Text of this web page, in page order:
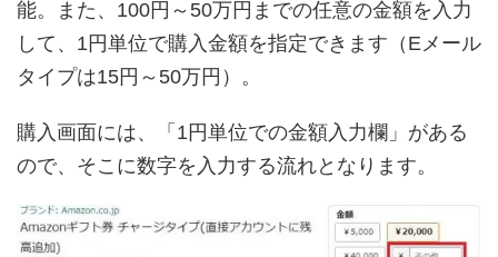
能。また、100円～50万円までの任意の金額を入力
して、1円単位で購入金額を指定できます（Eメール
タイプは15円～50万円）。
購入画面には、「1円単位での金額入力欄」がある
ので、そこに数字を入力する流れとなります。